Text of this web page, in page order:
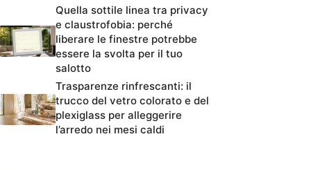
Quella sottile linea tra privacy
e claustrofobia: perché
liberare le finestre potrebbe
essere la svolta per il tuo
salotto
Trasparenze rinfrescanti: il
trucco del vetro colorato e del
plexiglass per alleggerire
l’arredo nei mesi caldi